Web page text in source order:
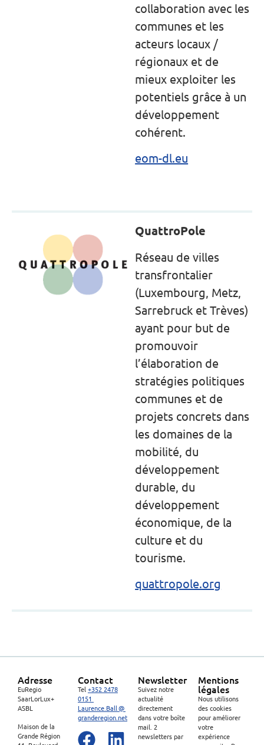
collaboration avec les
communes et les
acteurs locaux /
régionaux et de
mieux exploiter les
potentiels grâce à un
développement
cohérent.
eom-dl.eu
QuattroPole
Réseau de villes
transfrontalier
(Luxembourg, Metz,
Sarrebruck et Trèves)
ayant pour but de
promouvoir
l’élaboration de
stratégies politiques
communes et de
projets concrets dans
les domaines de la
mobilité, du
développement
durable, du
développement
économique, de la
culture et du
tourisme.
quattropole.org
Adresse
EuRegio
SaarLorLux+
ASBL
Maison de la
Grande Région
Contact
Tel+352 2478
0151
Laurence.Ball @
granderegion.net
Newsletter
Suivez notre
actualité
directement
dans votre boîte
mail. 2
newsletters par
Mentions
légales
Nous utilisons
des cookies
pour améliorer
votre
expérience